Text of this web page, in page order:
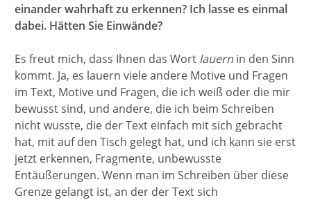
einander wahrhaft zu erkennen? Ich lasse es einmal
dabei. Hätten Sie Einwände?
Es freut mich, dass Ihnen das Wort lauernin den Sinn
kommt. Ja, es lauern viele andere Motive und Fragen
im Text, Motive und Fragen, die ich weiß oder die mir
bewusst sind, und andere, die ich beim Schreiben
nicht wusste, die der Text einfach mit sich gebracht
hat, mit auf den Tisch gelegt hat, und ich kann sie erst
jetzt erkennen, Fragmente, unbewusste
Entäußerungen. Wenn man im Schreiben über diese
Grenze gelangt ist, an der der Text sich